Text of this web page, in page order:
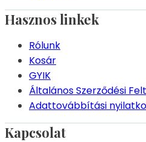
Hasznos linkek
Rólunk
Kosár
GYIK
Általános Szerződési
Adattovábbítási
Kapcsolat